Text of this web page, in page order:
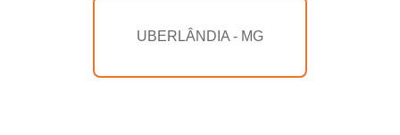
UBERLÂNDIA - MG